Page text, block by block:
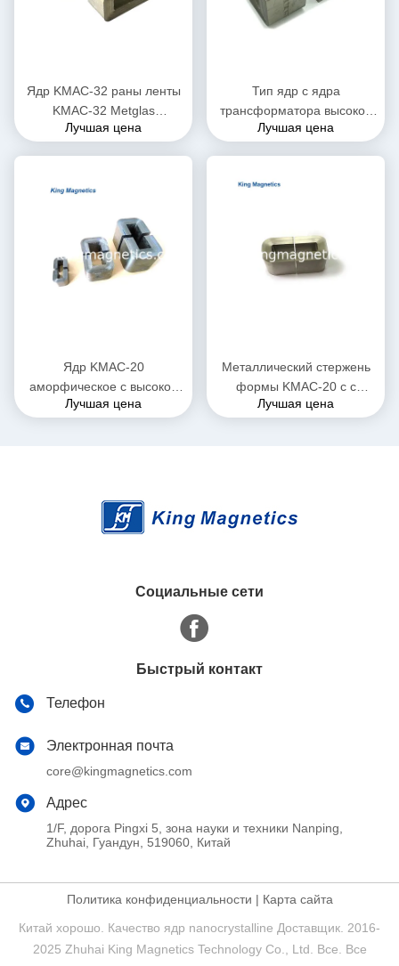
Ядр KMAC-32 раны ленты
KMAC-32 Metglas
аморфическое отрезанное
Лучшая цена
Тип ядр c ядра
трансформатора высокой
эффективности KMAC-20
Лучшая цена
Ядр KMAC-20
аморфическое c высокой
проницаемости для
Лучшая цена
Металлический стержень
формы KMAC-20 c с
аморфической лентой для
Лучшая цена
Социальные сети
Быстрый контакт
Телефон
Электронная почта
core@kingmagnetics.com
Адрес
1/F, дорога Pingxi 5, зона науки и техники Nanping,
Zhuhai, Гуандун, 519060, Китай
Политика конфиденциальности | Карта сайта
Китай хорошо. Качество ядр nanocrystalline Доставщик. 2016-
2025 Zhuhai King Magnetics Technology Co., Ltd. Все. Все